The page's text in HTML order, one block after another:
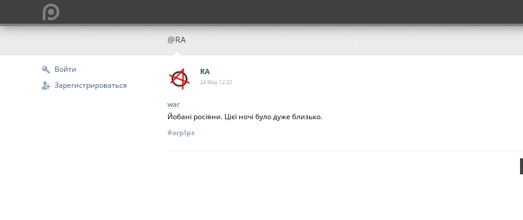
@RA
Войти
Зарегистрироваться
RA
24 May 12:22
war
Йобані росіяни. Цієї ночі було дуже близько.
#orplps